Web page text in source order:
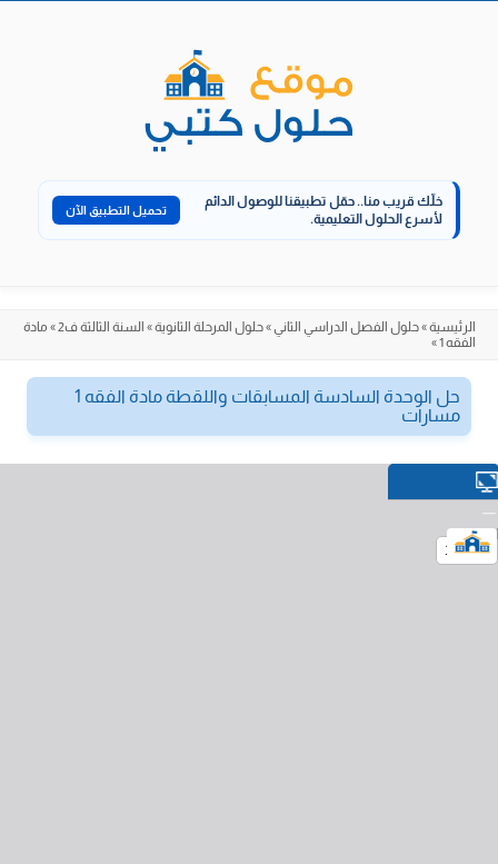
خلّك قريب منا.. حمّل تطبيقنا للوصول الدائم
لأسرع الحلول التعليمية.
تحميل التطبيق الآن
الرئيسية»حلول الفصل الدراسي الثاني»حلول المرحلة الثانوية» السنة الثالثة ف2 » مادة
الفقه 1 »
حل الوحدة السادسة المسابقات واللقطة مادة الفقه 1
مسارات